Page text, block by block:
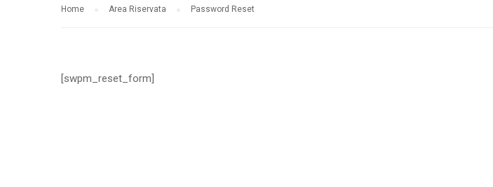
Home Area Riservata Password Reset
[swpm_reset_form]